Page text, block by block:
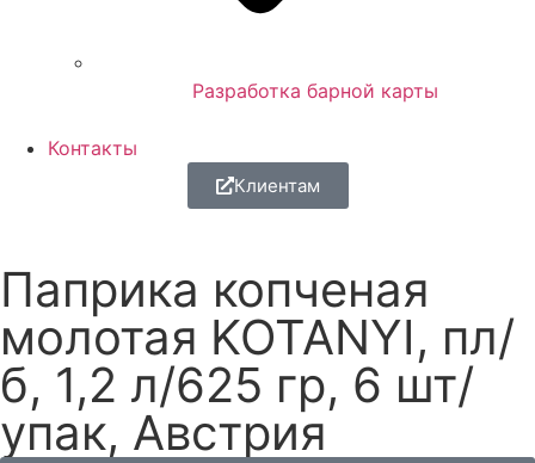
Разработка барной карты
Контакты
Клиентам
Паприка копченая
молотая KOTANYI, пл/
б, 1,2 л/625 гр, 6 шт/
упак, Австрия